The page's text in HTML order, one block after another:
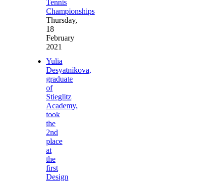
Tennis
Championships
Thursday,
18
February
2021
Yulia
Desyatnikova,
graduate
of
Stieglitz
Academy,
took
the
2nd
place
at
the
first
Design